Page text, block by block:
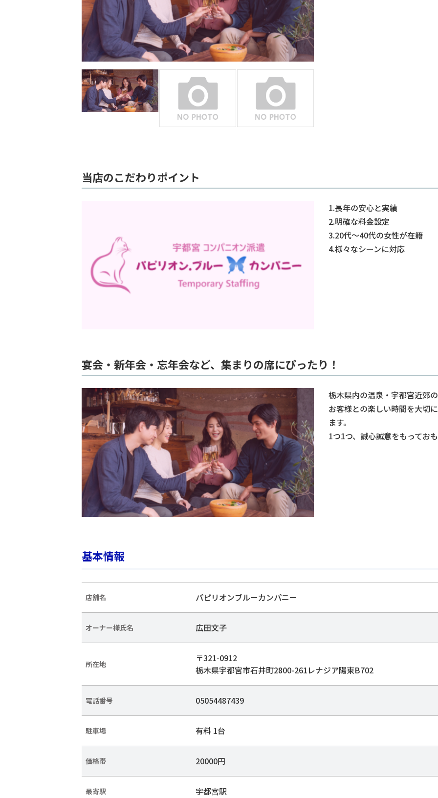
当店のこだわりポイント
1.長年の安心と実績
2.明確な料金設定
3.20代～40代の女性が在籍
4.様々なシーンに対応
宴会・新年会・忘年会など、集まりの席にぴったり！
栃木県内の温泉・宇都宮近郊
お客様との楽しい時間を大切
ます。
1つ1つ、誠心誠意をもってお
基本情報
店舗名 パピリオンブルーカンパニー
オーナー様氏名 広田文子
所在地
〒321-0912
栃木県宇都宮市石井町2800-261レナジア陽東B702
電話番号 05054487439
駐車場 有料 1台
価格帯 20000円
最寄駅 宇都宮駅